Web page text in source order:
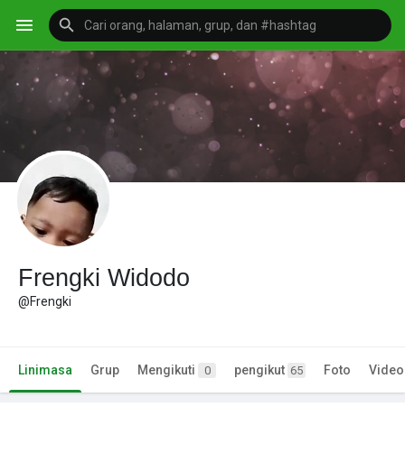
Frengki Widodo
@Frengki
Linimasa Grup Mengikuti 0 pengikut 65 Foto Video